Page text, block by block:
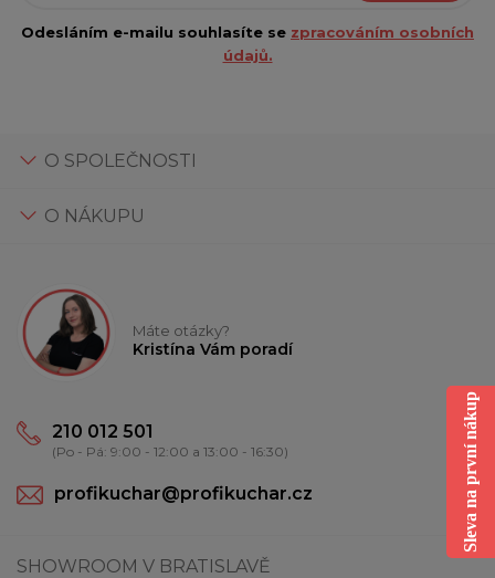
Odesláním e-mailu souhlasíte se zpracováním osobních
údajů.
O SPOLEČNOSTI
O NÁKUPU
Máte otázky?
Kristína Vám poradí
210 012 501
(Po - Pá: 9:00 - 12:00 a 13:00 - 16:30)
profikuchar@profikuchar.cz
SHOWROOM V BRATISLAVĚ
Sleva na první nákup